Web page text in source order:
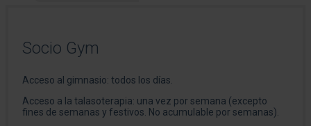
Socio Gym
Acceso al gimnasio: todos los días.
Acceso a la talasoterapia: una vez por semana (excepto
fines de semanas y festivos. No acumulable por semanas).